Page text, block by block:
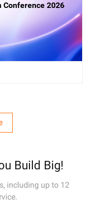
Conference 2026
Build Big!
including up to 12